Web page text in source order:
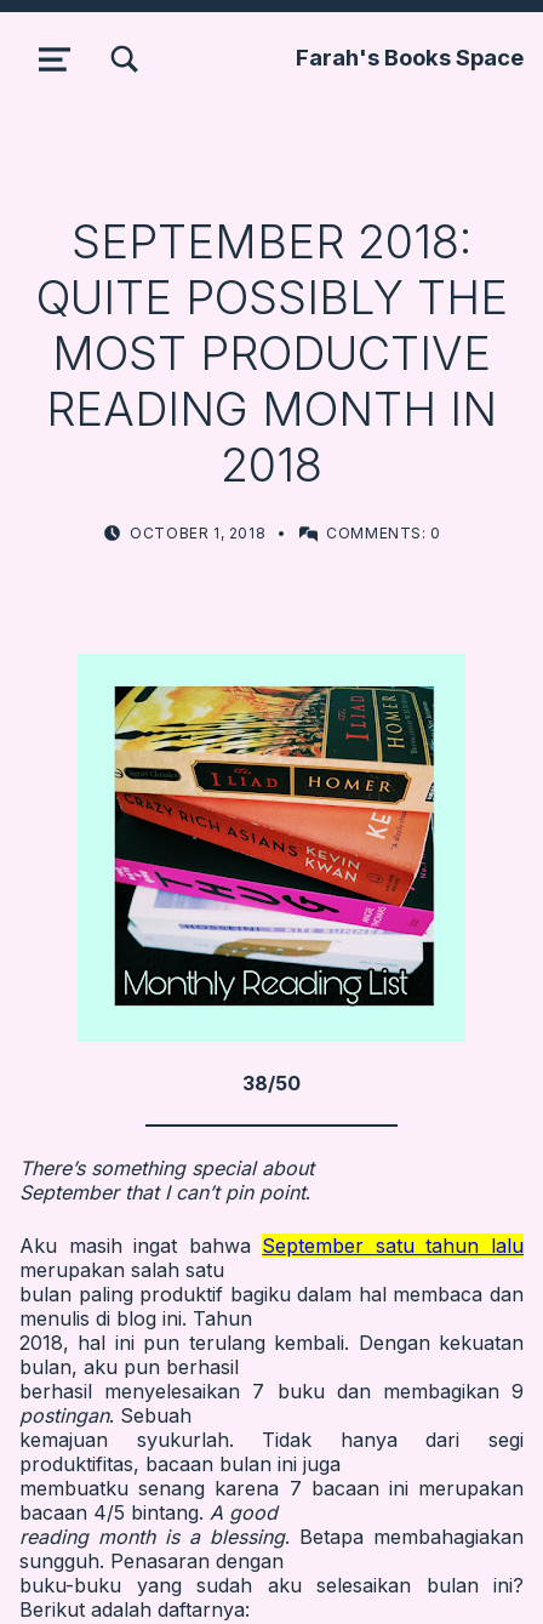
Farah's Books Space
MENU
SEPTEMBER 2018:
QUITE POSSIBLY THE
MOST PRODUCTIVE
READING MONTH IN
2018
POSTED ON:
OCTOBER 1, 2018 WRITTEN BY:
FARBOOKSVENTURE
COMMENTS: 0
38/50
There’s something special about
September that I can’t pin point.
Aku masih ingat bahwa September satu tahun lalu
merupakan salah satu
bulan paling produktif bagiku dalam hal membaca dan
menulis di blog ini. Tahun
2018, hal ini pun terulang kembali. Dengan kekuatan
bulan, aku pun berhasil
berhasil menyelesaikan 7 buku dan membagikan 9
postingan. Sebuah
kemajuan syukurlah. Tidak hanya dari segi
produktifitas, bacaan bulan ini juga
membuatku senang karena 7 bacaan ini merupakan
bacaan 4/5 bintang. A good
reading month is a blessing. Betapa membahagiakan
sungguh. Penasaran dengan
buku-buku yang sudah aku selesaikan bulan ini?
Berikut adalah daftarnya: